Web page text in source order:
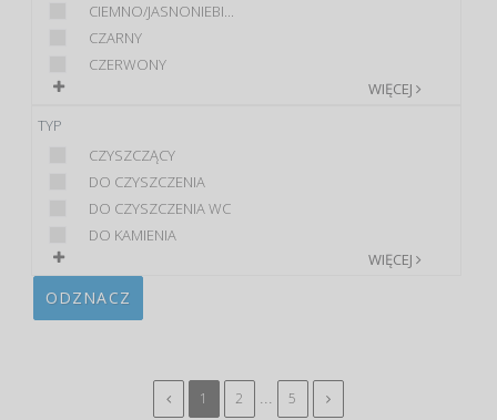
CIEMNO/JASNONIEBI...
CZARNY
CZERWONY
WIĘCEJ
TYP
CZYSZCZĄCY
DO CZYSZCZENIA
DO CZYSZCZENIA WC
DO KAMIENIA
WIĘCEJ
ODZNACZ
1 2 5